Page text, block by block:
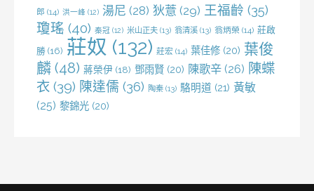
郎 (14) 洪一峰 (12) 湯尼 (28) 狄薏 (29) 王福齡 (35)
瓊瑤 (40) 秦冠 (12) 米山正夫 (13) 翁清溪 (13) 翁炳榮 (14) 莊啟
勝 (16) 莊奴 (132) 莊宏 (14) 葉佳修 (20) 葉俊
麟 (48) 蔣榮伊 (18) 鄧雨賢 (20) 陳歌辛 (26) 陳蝶
衣 (39) 陳達儒 (36) 陶秦 (13) 駱明道 (21) 黃敏
(25) 黎錦光 (20)